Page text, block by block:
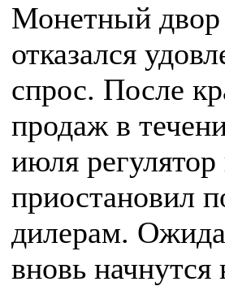
Монетный
отказался
спрос. После
продаж в
июля регулятор
приостановил
дилерам.
вновь